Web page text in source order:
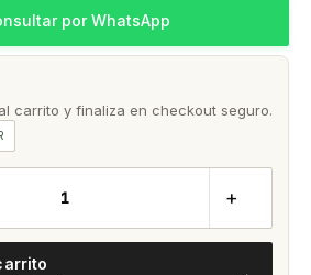
por WhatsApp
carrito y finaliza en checkout seguro.
+